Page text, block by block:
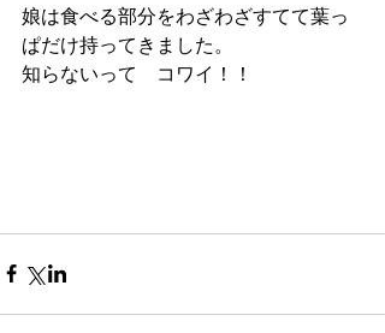
娘は食べる部分をわざわざすてて葉っ
ぱだけ持ってきました。
知らないって　コワイ！！